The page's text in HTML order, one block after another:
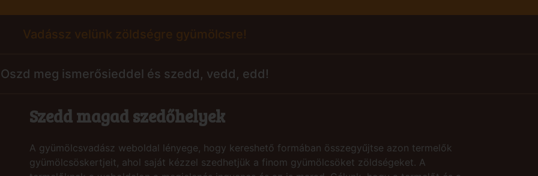
Vadássz velünk zöldségre gyümölcsre!
Oszd meg ismerősieddel és szedd, vedd, edd!
Szedd magad szedőhelyek
A gyümölcsvadász weboldal lényege, hogy kereshető formában összegyűjtse azon termelők
gyümölcsöskertjeit, ahol saját kézzel szedhetjük a finom gyümölcsöket zöldségeket. A